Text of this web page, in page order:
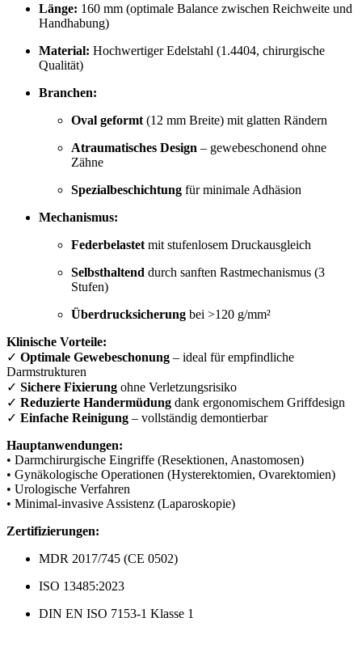
Länge: 160 mm (optimale Balance zwischen Reichweite und
Handhabung)
Material: Hochwertiger Edelstahl (1.4404, chirurgische
Qualität)
Branchen:
Oval geformt (12 mm Breite) mit glatten Rändern
Atraumatisches Design – gewebeschonend ohne
Zähne
Spezialbeschichtung für minimale Adhäsion
Mechanismus:
Federbelastet mit stufenlosem Druckausgleich
Selbsthaltend durch sanften Rastmechanismus (3
Stufen)
Überdrucksicherung bei >120 g/mm²
Klinische Vorteile:
✓ Optimale Gewebeschonung – ideal für empfindliche
Darmstrukturen
✓ Sichere Fixierung ohne Verletzungsrisiko
✓ Reduzierte Handermüdung dank ergonomischem Griffdesign
✓ Einfache Reinigung – vollständig demontierbar
Hauptanwendungen:
• Darmchirurgische Eingriffe (Resektionen, Anastomosen)
• Gynäkologische Operationen (Hysterektomien, Ovarektomien)
• Urologische Verfahren
• Minimal-invasive Assistenz (Laparoskopie)
Zertifizierungen:
MDR 2017/745 (CE 0502)
ISO 13485:2023
DIN EN ISO 7153-1 Klasse 1